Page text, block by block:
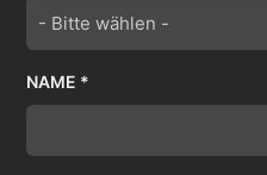
- Bitte wählen -
NAME *